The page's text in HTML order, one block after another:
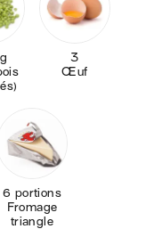
3
Œuf
6 portions
Fromage
triangle